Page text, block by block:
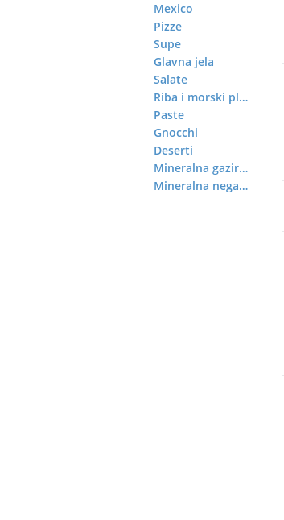
Mexico
Pizze
Supe
Glavna jela
Salate
Riba i morski plodovi
Paste
Gnocchi
Deserti
Mineralna gazirana voda
Mineralna negazirana voda